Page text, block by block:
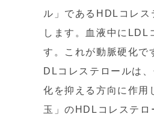
ル」であるHDLコレ
します。血液中にLDL
す。これが動脈硬化で
DLコレステロールは
化を抑える方向に作用
玉」のHDLコレステロ